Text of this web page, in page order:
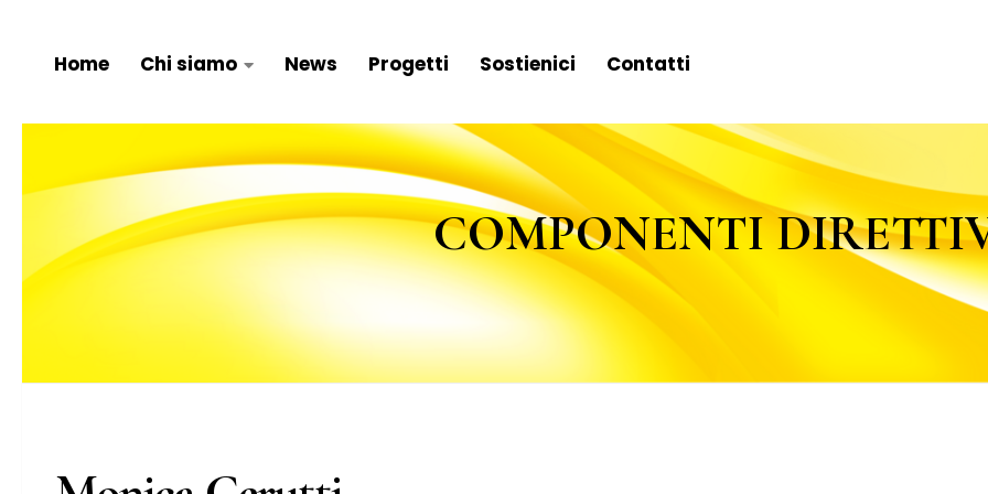
Home Chi siamo News Progetti Sostienici Contatti
COMPONENTI